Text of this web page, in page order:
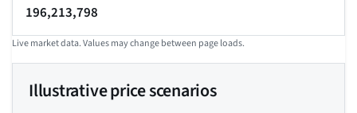
196,213,798
Live market data. Values may change between page loads.
Illustrative price scenarios